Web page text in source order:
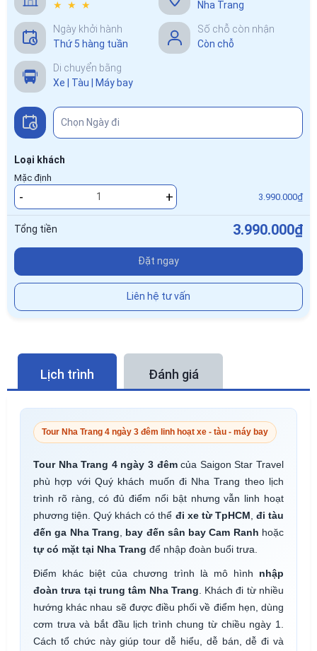
★ ★ ★
Nha Trang
Ngày khởi hành
Thứ 5 hàng tuần
Số chỗ còn nhận
Còn chỗ
Di chuyển bằng
Xe | Tàu | Máy bay
Loại khách
Mặc định
- + 3.990.000₫
Tổng tiền 3.990.000₫
Đặt ngay
Liên hệ tư vấn
Lịch trình Đánh giá
Tour Nha Trang 4 ngày 3 đêm linh hoạt xe - tàu - máy bay
Tour Nha Trang 4 ngày 3 đêmcủa Saigon Star Travel
phù hợp với Quý khách muốn đi Nha Trang theo lịch
trình rõ ràng, có đủ điểm nổi bật nhưng vẫn linh hoạt
phương tiện. Quý khách có thể đi xe từ TpHCM đi tàu
đến ga Nha Trang
bay đến sân bay Cam Ranh hoặc
tự có mặt tại Nha Trang để nhập đoàn buổi trưa.
Điểm khác biệt của chương trình là mô hình nhập
đoàn trưa tại trung tâm Nha Trang . Khách đi từ nhiều
hướng khác nhau sẽ được điều phối về điểm hẹn, dùng
cơm trưa và bắt đầu lịch trình chung từ chiều ngày 1.
Cách tổ chức này giúp tour dễ hiểu, dễ bán, dễ đi và